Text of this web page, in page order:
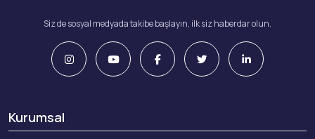
Siz de sosyal medyada takibe başlayın, ilk siz haberdar olun.
Kurumsal